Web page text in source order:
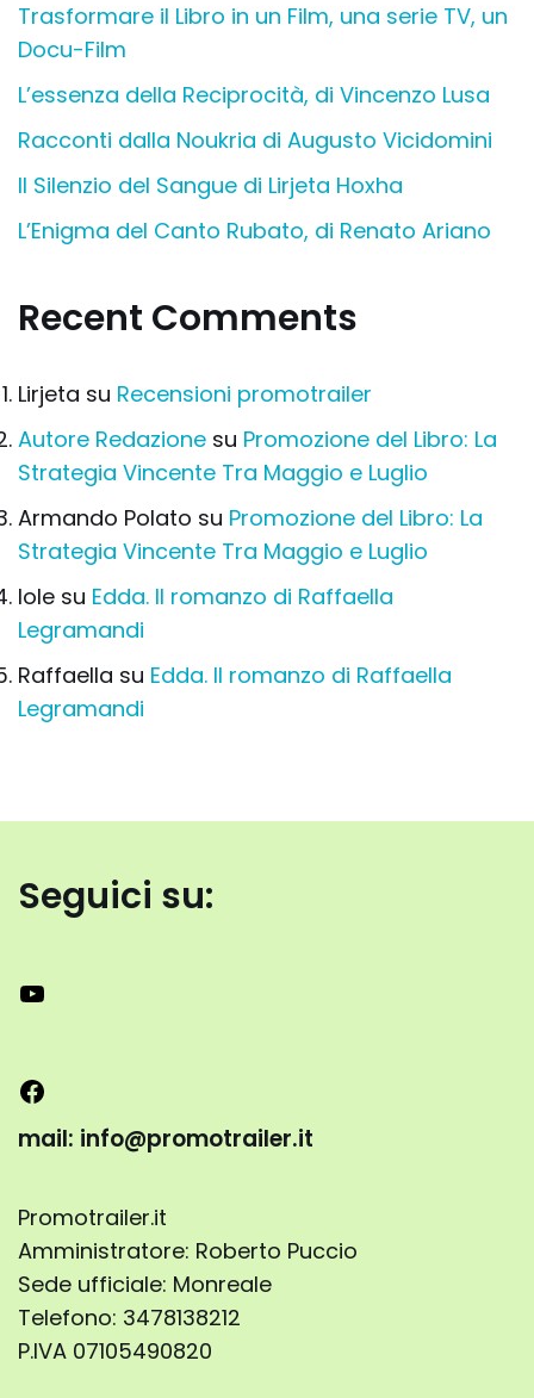
Trasformare il Libro in un Film, una serie TV, un
Docu-Film
L’essenza della Reciprocità, di Vincenzo Lusa
Racconti dalla Noukria di Augusto Vicidomini
Il Silenzio del Sangue di Lirjeta Hoxha
L’Enigma del Canto Rubato, di Renato Ariano
Recent Comments
Lirjeta su Recensioni promotrailer
Autore Redazione su Promozione del Libro: La
Strategia Vincente Tra Maggio e Luglio
Armando Polato su Promozione del Libro: La
Strategia Vincente Tra Maggio e Luglio
Iole su Edda. Il romanzo di Raffaella
Legramandi
Raffaella su Edda. Il romanzo di Raffaella
Legramandi
Seguici su:
mail: info@promotrailer.it
Promotrailer.it
Amministratore: Roberto Puccio
Sede ufficiale: Monreale
Telefono: 3478138212
P.IVA 07105490820